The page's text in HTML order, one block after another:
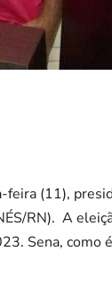
feira (11),
RN). A
Sena, como